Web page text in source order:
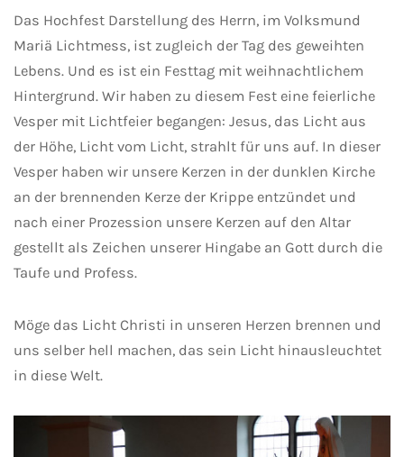
Das Hochfest Darstellung des Herrn, im Volksmund
Mariä Lichtmess, ist zugleich der Tag des geweihten
Lebens. Und es ist ein Festtag mit weihnachtlichem
Hintergrund. Wir haben zu diesem Fest eine feierliche
Vesper mit Lichtfeier begangen: Jesus, das Licht aus
der Höhe, Licht vom Licht, strahlt für uns auf. In dieser
Vesper haben wir unsere Kerzen in der dunklen Kirche
an der brennenden Kerze der Krippe entzündet und
nach einer Prozession unsere Kerzen auf den Altar
gestellt als Zeichen unserer Hingabe an Gott durch die
Taufe und Profess.
Möge das Licht Christi in unseren Herzen brennen und
uns selber hell machen, das sein Licht hinausleuchtet
in diese Welt.